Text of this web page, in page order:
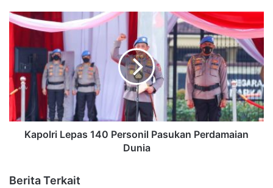
Kapolri Lepas 140 Personil Pasukan Perdamaian
Dunia
Berita Terkait